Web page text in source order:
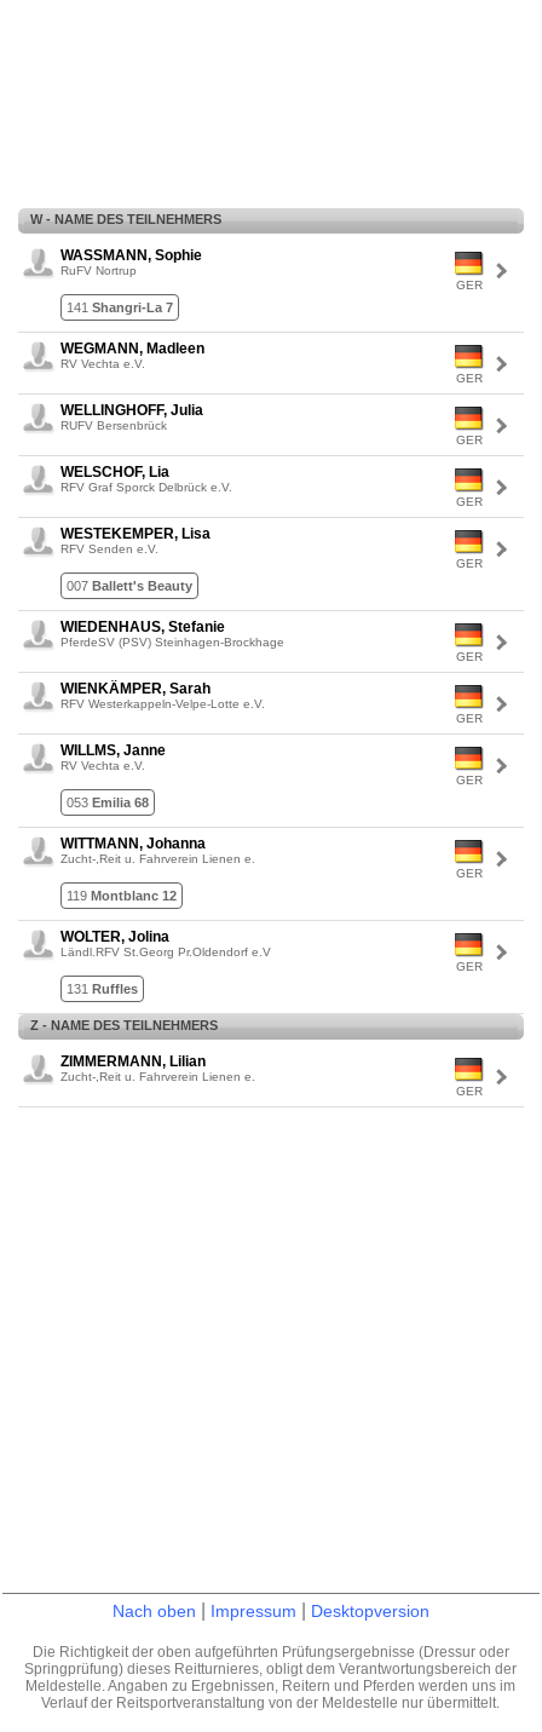
W - NAME DES TEILNEHMERS
GER
WASSMANN, Sophie
RuFV Nortrup
141 Shangri-La 7
GER
WEGMANN, Madleen
RV Vechta e.V.
GER
WELLINGHOFF, Julia
RUFV Bersenbrück
GER
WELSCHOF, Lia
RFV Graf Sporck Delbrück e.V.
GER
WESTEKEMPER, Lisa
RFV Senden e.V.
007 Ballett's Beauty
GER
WIEDENHAUS, Stefanie
PferdeSV (PSV) Steinhagen-Brockhage
GER
WIENKÄMPER, Sarah
RFV Westerkappeln-Velpe-Lotte e.V.
GER
WILLMS, Janne
RV Vechta e.V.
053 Emilia 68
GER
WITTMANN, Johanna
Zucht-,Reit u. Fahrverein Lienen e.
119 Montblanc 12
GER
WOLTER, Jolina
Ländl.RFV St.Georg Pr.Oldendorf e.V
131 Ruffles
Z - NAME DES TEILNEHMERS
GER
ZIMMERMANN, Lilian
Zucht-,Reit u. Fahrverein Lienen e.
Nach oben Impressum Desktopversion
Die Richtigkeit der oben aufgeführten Prüfungsergebnisse (Dressur oder
Springprüfung) dieses Reitturnieres, obligt dem Verantwortungsbereich der
Meldestelle. Angaben zu Ergebnissen, Reitern und Pferden werden uns im
Verlauf der Reitsportveranstaltung von der Meldestelle nur übermittelt.